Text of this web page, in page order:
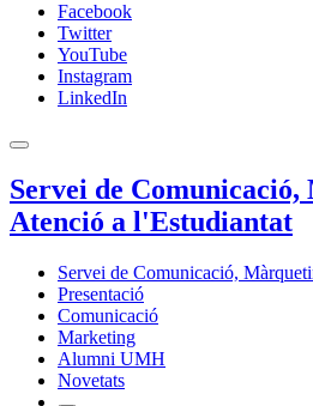
Facebook
Twitter
YouTube
Instagram
LinkedIn
Servei de
Atenció a l'Estudiantat
Servei de Comunicació,
Presentació
Comunicació
Marketing
Alumni UMH
Novetats